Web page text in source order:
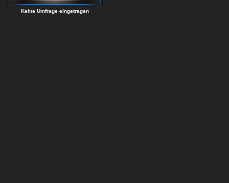
Keine Umfrage eingetragen